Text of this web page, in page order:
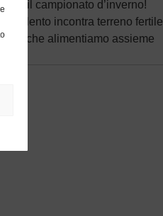
il campionato d’inverno!
il talento incontra terreno fertile
che alimentiamo assieme